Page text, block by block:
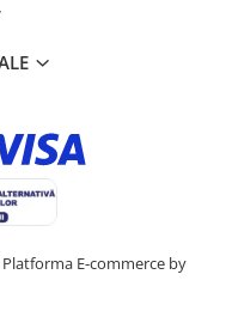
Platforma E-commerce by